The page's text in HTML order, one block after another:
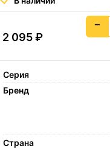
2 095₽
-
Серия
Бренд
Страна